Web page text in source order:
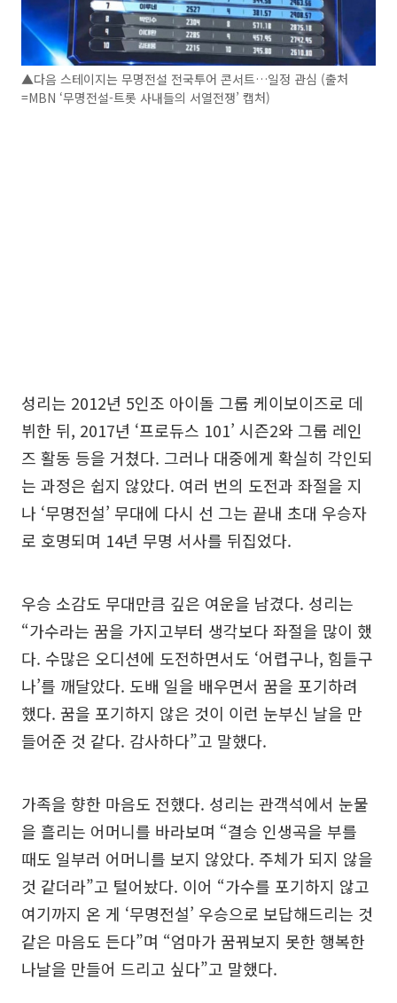
▲다음 스테이지는 무명전설 전국투어 콘서트…일정 관심 (출처
=MBN ‘무명전설-트롯 사내들의 서열전쟁’ 캡처)
성리는 2012년 5인조 아이돌 그룹 케이보이즈로 데
뷔한 뒤, 2017년 ‘프로듀스 101’ 시즌2와 그룹 레인
즈 활동 등을 거쳤다. 그러나 대중에게 확실히 각인되
는 과정은 쉽지 않았다. 여러 번의 도전과 좌절을 지
나 ‘무명전설’ 무대에 다시 선 그는 끝내 초대 우승자
로 호명되며 14년 무명 서사를 뒤집었다.
우승 소감도 무대만큼 깊은 여운을 남겼다. 성리는
“가수라는 꿈을 가지고부터 생각보다 좌절을 많이 했
다. 수많은 오디션에 도전하면서도 ‘어렵구나, 힘들구
나’를 깨달았다. 도배 일을 배우면서 꿈을 포기하려
했다. 꿈을 포기하지 않은 것이 이런 눈부신 날을 만
들어준 것 같다. 감사하다”고 말했다.
가족을 향한 마음도 전했다. 성리는 관객석에서 눈물
을 흘리는 어머니를 바라보며 “결승 인생곡을 부를
때도 일부러 어머니를 보지 않았다. 주체가 되지 않을
것 같더라”고 털어놨다. 이어 “가수를 포기하지 않고
여기까지 온 게 ‘무명전설’ 우승으로 보답해드리는 것
같은 마음도 든다”며 “엄마가 꿈꿔보지 못한 행복한
나날을 만들어 드리고 싶다”고 말했다.